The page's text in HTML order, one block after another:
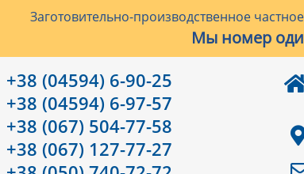
Заготовительно-производственное
Мы номер
+38 (04594) 6-90-25
+38 (04594) 6-97-57
+38 (067) 504-77-58
+38 (067) 127-77-27